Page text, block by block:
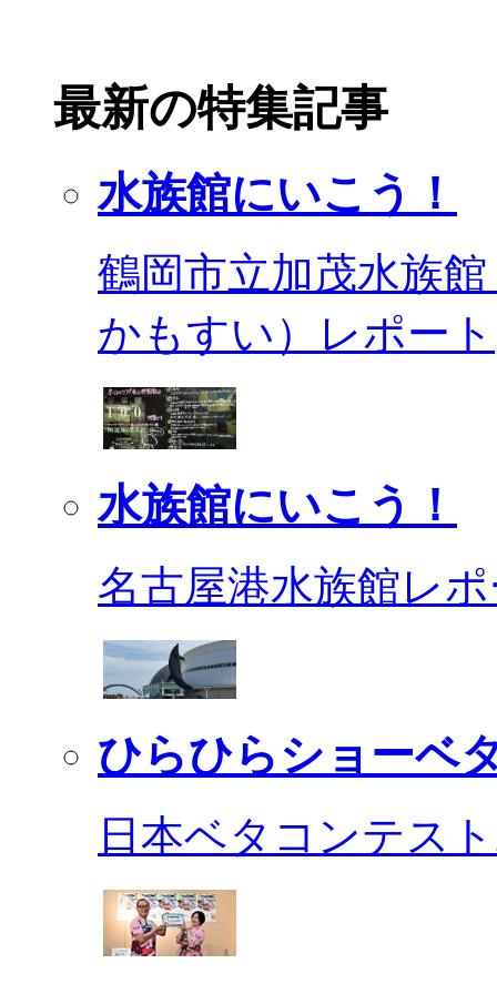
最新の特集記事
水族館にいこう！
鶴岡市立加茂水族
かもすい）レポート
水族館にいこう！
名古屋港水族館レ
ひらひらショーベ
日本ベタコンテス